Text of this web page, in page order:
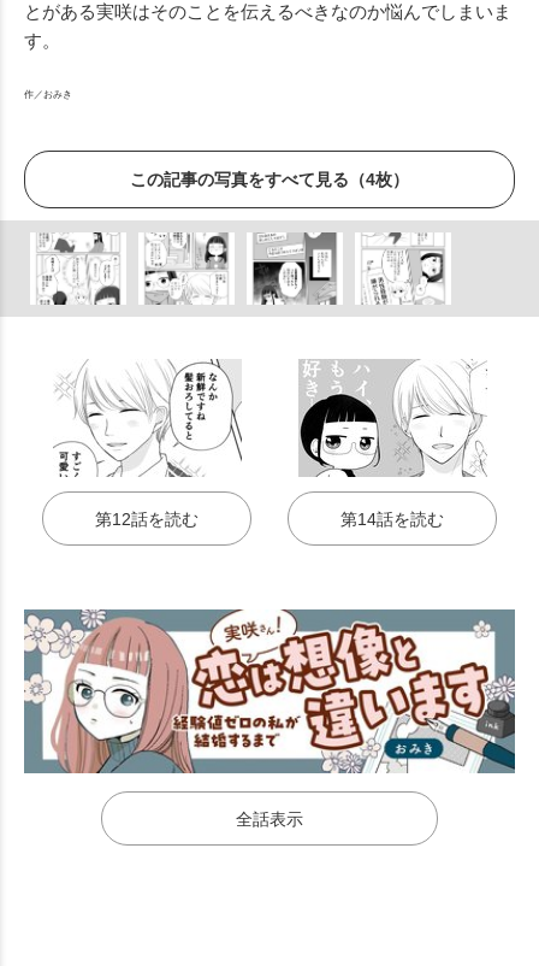
とがある実咲はそのことを伝えるべきなのか悩んでしまいま
す。
作／おみき
この記事の写真をすべて見る（4枚）
第12話を読む 第14話を読む
全話表示